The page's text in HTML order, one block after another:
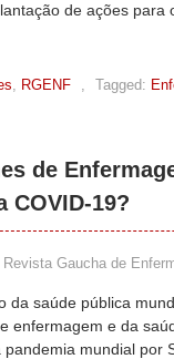
de ações para
, RGENF , Tagged:
de
COVID-19?
Revista Gaucha de
da saúde pública
enfermagem e da
mundial por